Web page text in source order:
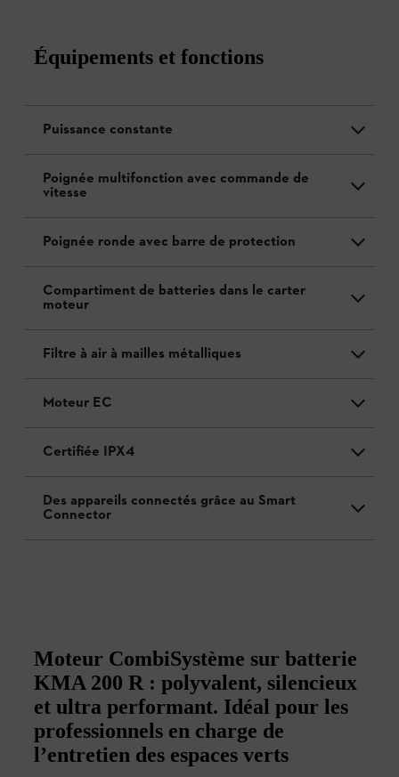
Équipements et fonctions
Puissance constante
Poignée multifonction avec commande de
vitesse
Poignée ronde avec barre de protection
Compartiment de batteries dans le carter
moteur
Filtre à air à mailles métalliques
Moteur EC
Certifiée IPX4
Des appareils connectés grâce au Smart
Connector
Moteur CombiSystème sur batterie
KMA 200 R : polyvalent, silencieux
et ultra performant. Idéal pour les
professionnels en charge de
l’entretien des espaces verts